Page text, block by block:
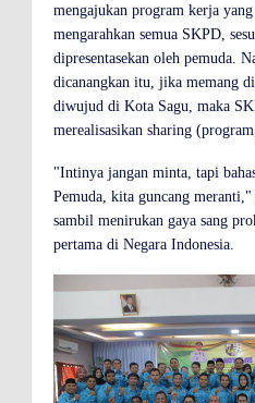
mengajukan program kerja
mengarahkan semua SKPD,
dipresentasekan oleh pemuda.
dicanangkan itu, jika memang
diwujud di Kota Sagu, maka
merealisasikan sharing
"Intinya jangan minta, tapi
Pemuda, kita guncang
sambil menirukan gaya sang
pertama di Negara Indonesia.